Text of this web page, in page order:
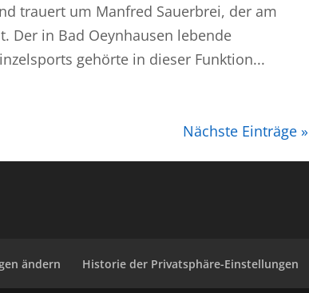
trauert um Manfred Sauerbrei, der am
Der in Bad Oeynhausen lebende
gehörte in dieser Funktion...
Nächste Einträge »
ändern Historie der Privatsphäre-Einstellungen